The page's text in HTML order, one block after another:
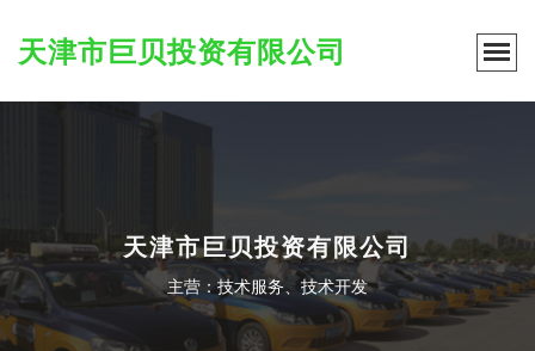
天津市巨贝投资有限公司
天津市巨贝投资有限公司
主营：技术服务、技术开发